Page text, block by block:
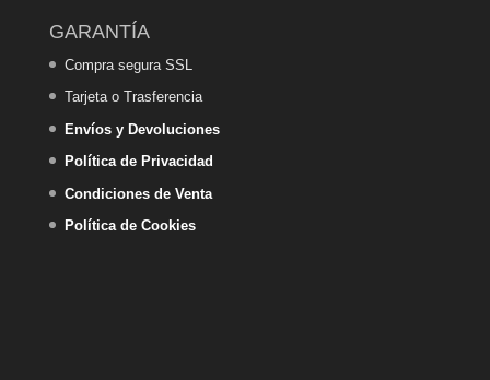
GARANTÍA
Compra segura SSL
Tarjeta o Trasferencia
Envíos y Devoluciones
Política de Privacidad
Condiciones de Venta
Política de Cookies